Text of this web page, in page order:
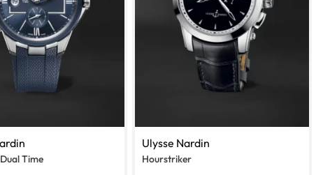
Time
Ulysse Nardin
Hourstriker